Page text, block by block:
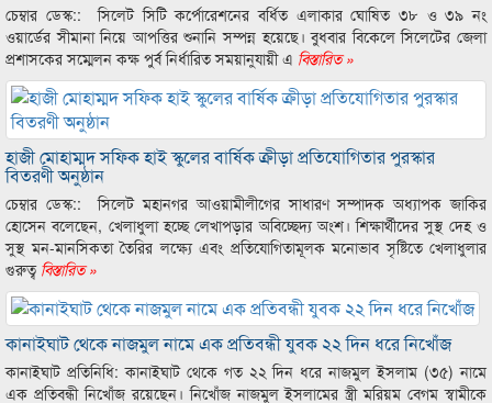
চেম্বার ডেস্ক:: সিলেট সিটি কর্পোরেশনের বর্ধিত এলাকার ঘোষিত ৩৮ ও ৩৯ নং
ওয়ার্ডের সীমানা নিয়ে আপত্তির শুনানি সম্পন্ন হয়েছে। বুধবার বিকেলে সিলেটের জেলা
প্রশাসকের সম্মেলন কক্ষ পুর্ব নির্ধারিত সময়ানুযায়ী এ বিস্তারিত »
হাজী মোহাম্মদ সফিক হাই স্কুলের বার্ষিক ক্রীড়া প্রতিযোগিতার পুরস্কার
বিতরণী অনুষ্ঠান
চেম্বার ডেস্ক:: সিলেট মহানগর আওয়ামীলীগের সাধারণ সম্পাদক অধ্যাপক জাকির
হোসেন বলেছেন, খেলাধুলা হচ্ছে লেখাপড়ার অবিচ্ছেদ্য অংশ। শিক্ষার্থীদের সুস্থ দেহ ও
সুস্থ মন-মানসিকতা তৈরির লক্ষ্যে এবং প্রতিযোগিতামূলক মনোভাব সৃষ্টিতে খেলাধুলার
গুরুত্ববিস্তারিত »
কানাইঘাট থেকে নাজমুল নামে এক প্রতিবন্ধী যুবক ২২ দিন ধরে নিখোঁজ
কানাইঘাট প্রতিনিধি: কানাইঘাট থেকে গত ২২ দিন ধরে নাজমুল ইসলাম (৩৫) নামে
এক প্রতিবন্ধী নিখোঁজ রয়েছেন। নিখোঁজ নাজমুল ইসলামের স্ত্রী মরিয়ম বেগম স্বামীকে